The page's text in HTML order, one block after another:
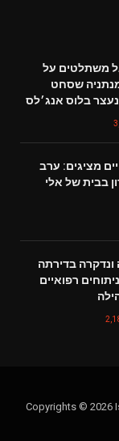
משתלטים על
שסחט
בלוס אנג׳לס
מציגים: ערב
בבית של אלי
בדירתה
רפואיים
Copyrights © 2026